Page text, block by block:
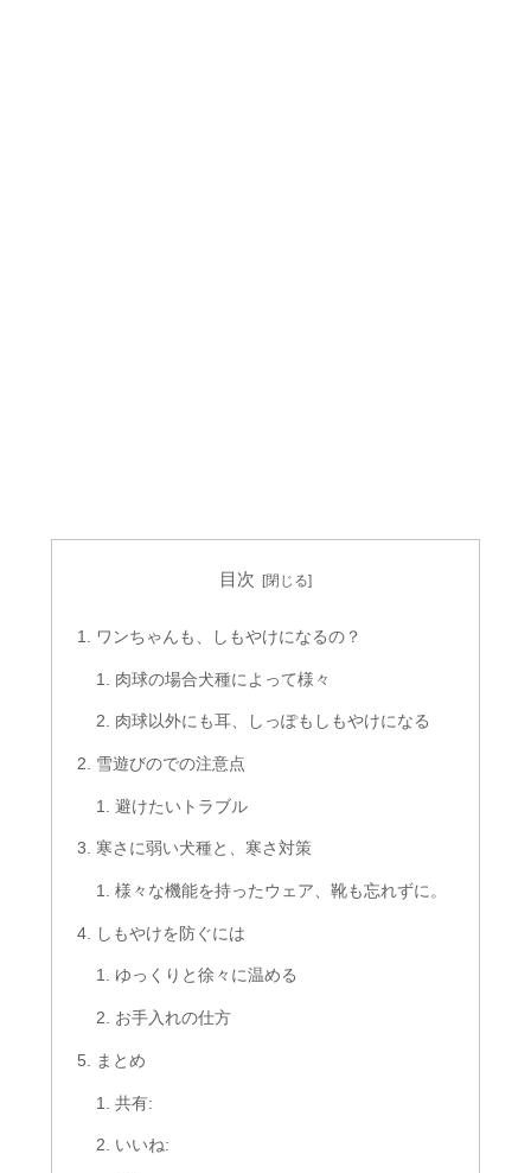
目次
ワンちゃんも、しもやけになるの？
肉球の場合犬種によって様々
肉球以外にも耳、しっぽもしもやけになる
雪遊びのでの注意点
避けたいトラブル
寒さに弱い犬種と、寒さ対策
様々な機能を持ったウェア、靴も忘れずに。
しもやけを防ぐには
ゆっくりと徐々に温める
お手入れの仕方
まとめ
共有:
いいね: